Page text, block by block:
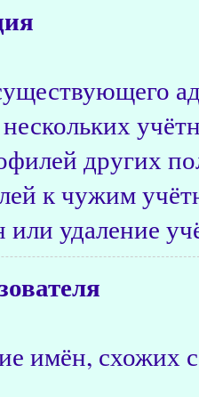
других
к чужим
или удаление
имён, схожих